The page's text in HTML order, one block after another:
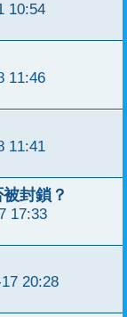
10:54
11:46
11:41
封鎖？
17:33
20:28